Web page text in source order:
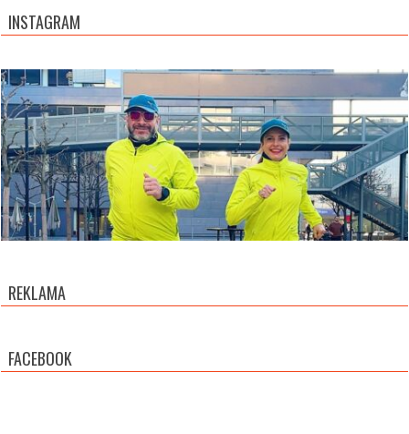
INSTAGRAM
REKLAMA
FACEBOOK